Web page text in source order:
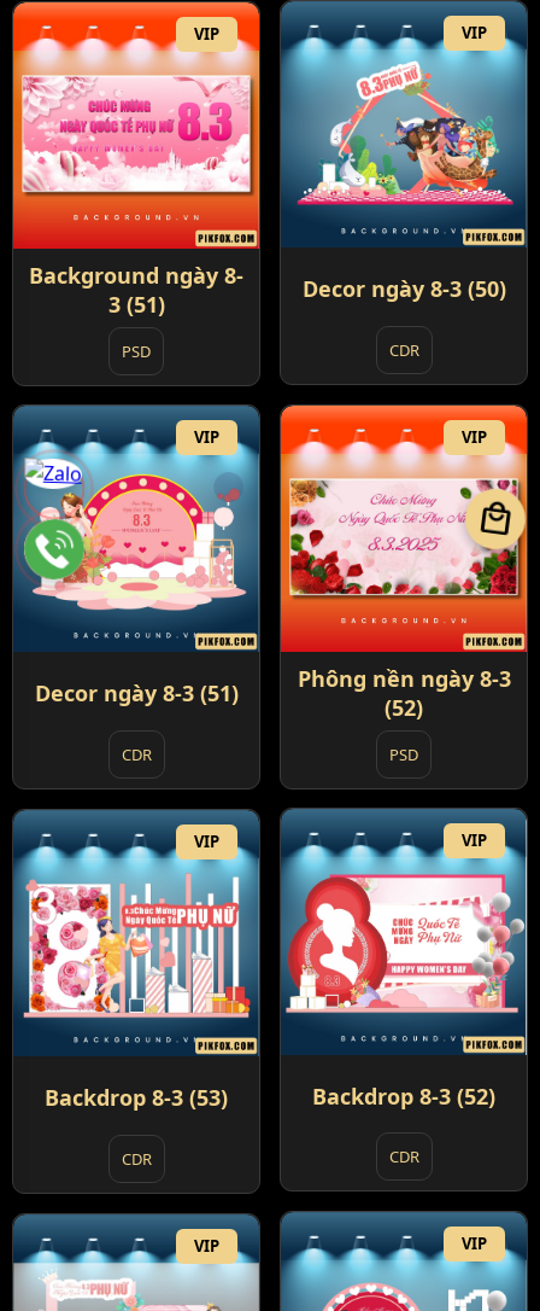
VIP
Decor ngày 8-3 (50)
CDR
VIP
Background ngày 8-
3 (51)
PSD
VIP
Decor ngày 8-3 (51)
CDR
VIP
Phông nền ngày 8-3
(52)
PSD
VIP
Backdrop 8-3 (52)
CDR
VIP
Backdrop 8-3 (53)
CDR
VIP
VIP
local_mall